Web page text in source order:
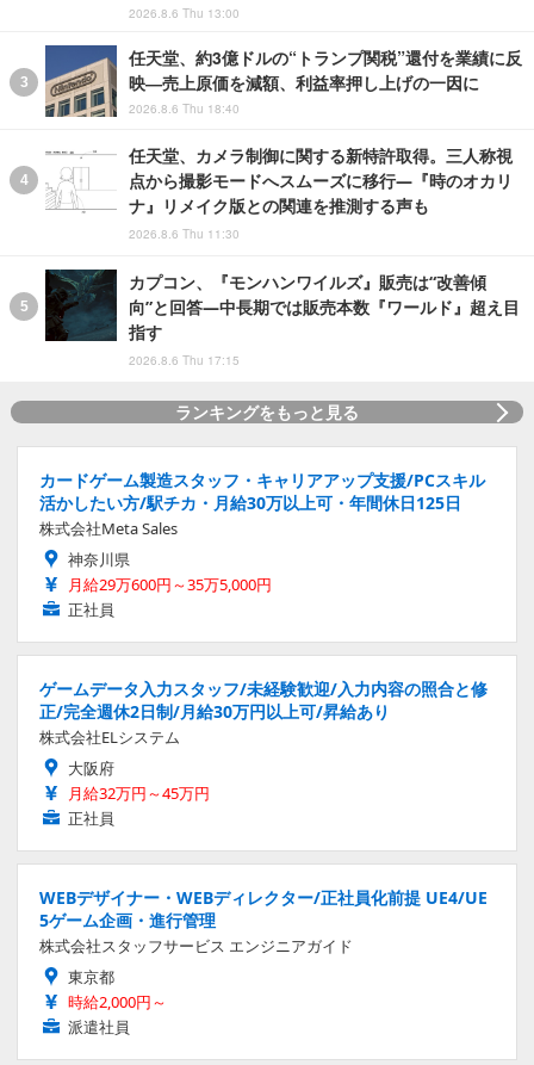
2026.8.6 Thu 13:00
任天堂、約3億ドルの“トランプ関税”還付を業績に反
映―売上原価を減額、利益率押し上げの一因に
2026.8.6 Thu 18:40
任天堂、カメラ制御に関する新特許取得。三人称視
点から撮影モードへスムーズに移行―『時のオカリ
ナ』リメイク版との関連を推測する声も
2026.8.6 Thu 11:30
カプコン、『モンハンワイルズ』販売は“改善傾
向”と回答―中長期では販売本数『ワールド』超え目
指す
2026.8.6 Thu 17:15
ランキングをもっと見る
カードゲーム製造スタッフ・キャリアアップ支援/PCスキル
活かしたい方/駅チカ・月給30万以上可・年間休日125日
株式会社Meta Sales
神奈川県
月給29万600円～35万5,000円
正社員
ゲームデータ入力スタッフ/未経験歓迎/入力内容の照合と修
正/完全週休2日制/月給30万円以上可/昇給あり
株式会社ELシステム
大阪府
月給32万円～45万円
正社員
WEBデザイナー・WEBディレクター/正社員化前提 UE4/UE
5ゲーム企画・進行管理
株式会社スタッフサービス エンジニアガイド
東京都
時給2,000円～
派遣社員